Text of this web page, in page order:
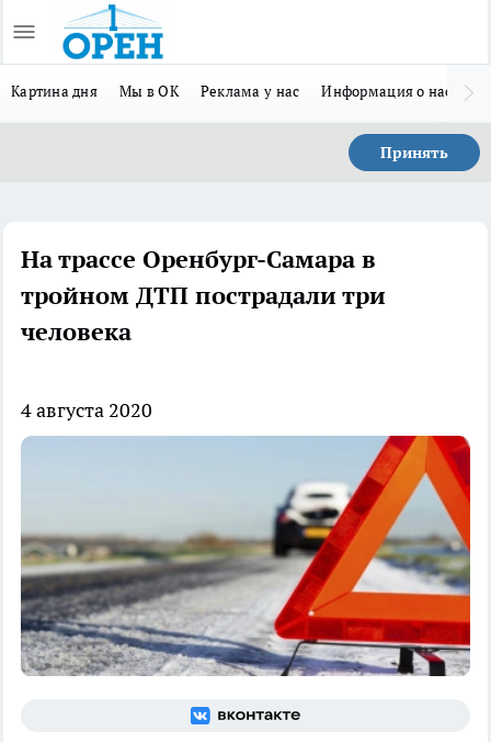
Картина дня Мы в ОК Реклама у нас Информация о нас
Принять
На трассе Оренбург-Самара в
тройном ДТП пострадали три
человека
4 августа 2020